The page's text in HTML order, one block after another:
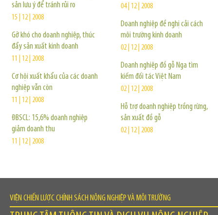
sản lưu ý để tránh rủi ro
15 | 12 | 2008
Gỡ khó cho doanh nghiệp, thúc
đẩy sản xuất kinh doanh
11 | 12 | 2008
Cơ hội xuất khẩu của các doanh
nghiệp vẫn còn
11 | 12 | 2008
ĐBSCL: 15,6% doanh nghiệp
giảm doanh thu
11 | 12 | 2008
04 | 12 | 2008
Doanh nghiệp đề nghị cải cách
môi trường kinh doanh
02 | 12 | 2008
Doanh nghiệp đồ gỗ Nga tìm
kiếm đối tác Việt Nam
02 | 12 | 2008
Hỗ trợ doanh nghiệp trồng rừng,
sản xuất đồ gỗ
02 | 12 | 2008
VIỆN CHIẾN LƯỢC CHÍNH SÁCH NÔNG NGHIỆP VÀ MÔI TRƯỜNG